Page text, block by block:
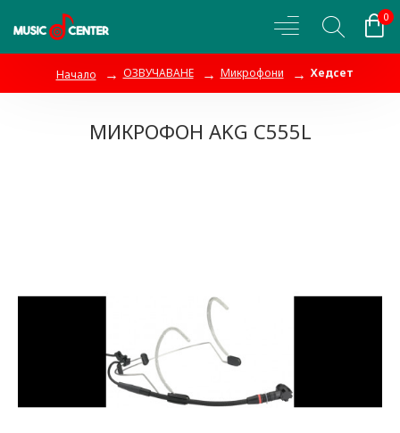
0
Начало ОЗВУЧАВАНЕ Микрофони Хедсет
МИКРОФОН AKG C555L